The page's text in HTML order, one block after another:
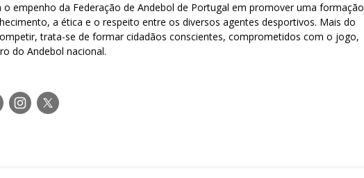
o empenho da Federação de Andebol de Portugal em promover uma formação
a ética e o respeito entre os diversos agentes desportivos. Mais do
trata-se de formar cidadãos conscientes, comprometidos com o jogo,
do Andebol nacional.
Siga-
nos
Siga-
nos